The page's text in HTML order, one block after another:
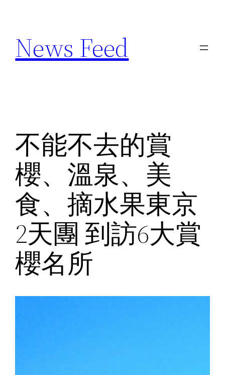
content
News Feed
不能不去的賞
櫻、溫泉、美
食、摘水果東京
2天團 到訪6大賞
櫻名所